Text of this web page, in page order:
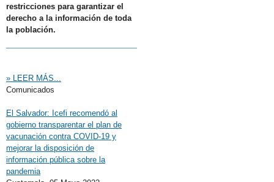
restricciones para garantizar el
derecho a la información de toda
la población.
» LEER MÁS...
Comunicados
El Salvador: Icefi recomendó al
gobierno transparentar el plan de
vacunación contra COVID-19 y
mejorar la disposición de
información pública sobre la
pandemia